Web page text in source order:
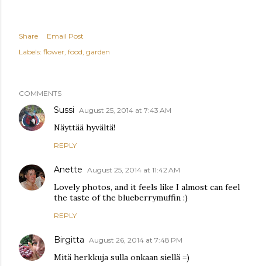
Share
Email Post
Labels: flower food garden
COMMENTS
Sussi August 25, 2014 at 7:43 AM
Näyttää hyvältä!
REPLY
Anette August 25, 2014 at 11:42 AM
Lovely photos, and it feels like I almost can feel
the taste of the blueberrymuffin :)
REPLY
Birgitta August 26, 2014 at 7:48 PM
Mitä herkkuja sulla onkaan siellä =)